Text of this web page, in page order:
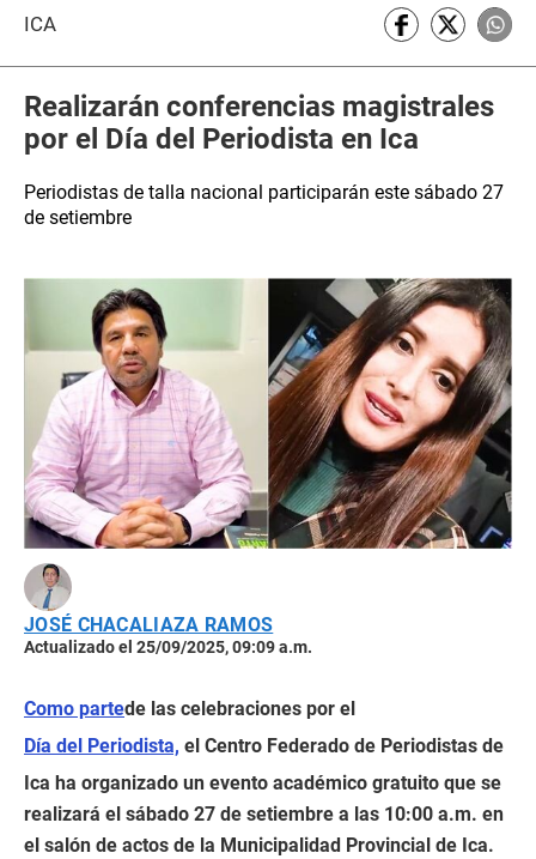
ICA
Realizarán conferencias magistrales
por el Día del Periodista en Ica
Periodistas de talla nacional participarán este sábado 27
de setiembre
JOSÉ CHACALIAZA RAMOS
Actualizado el 25/09/2025, 09:09 a.m.
Como partede las celebraciones por el
Día del Periodista, el Centro Federado de Periodistas de
Ica ha organizado un evento académico gratuito que se
realizará el sábado 27 de setiembre a las 10:00 a.m. en
el salón de actos de la Municipalidad Provincial de Ica.